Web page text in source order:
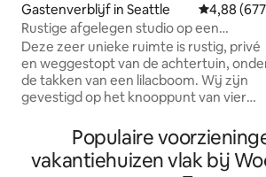
Gastenverblijf in Seattle
4,88
Rustige afgelegen studio op een
steenworp afstand van Woodland Park
Deze zeer unieke ruimte is rustig, privé
en weggestopt van de achtertuin,
de takken van een lilacboom. Wij zijn
gevestigd op het knooppunt van vier
buurten van het noorden, Wallingford,
Fremont, Phinney Ridge en Green Lake.
Off-street parkeren is niet beschikbaar,
Populaire
vakantiehuizen vlak bij